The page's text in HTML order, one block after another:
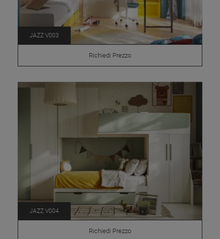
JAZZ V003
Richiedi Prezzo
JAZZ V004
Richiedi Prezzo